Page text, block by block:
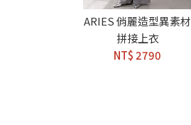
ARIES 俏麗造型異素材
拼接上衣
NT$ 2790